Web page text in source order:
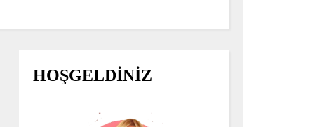
HOŞGELDİNİZ